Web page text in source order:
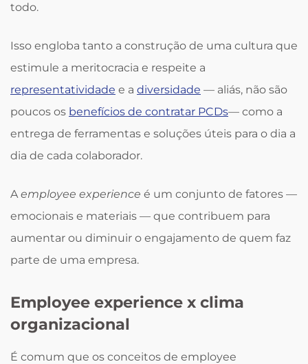
todo.
Isso engloba tanto a construção de uma cultura que
estimule a meritocracia e respeite a
representatividade e a diversidade — aliás, não são
poucos os benefícios de contratar PCDs— como a
entrega de ferramentas e soluções úteis para o dia a
dia de cada colaborador.
Aemployee experience é um conjunto de fatores —
emocionais e materiais — que contribuem para
aumentar ou diminuir o engajamento de quem faz
parte de uma empresa.
Employee experience x clima
organizacional
É comum que os conceitos de employee